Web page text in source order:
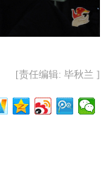
[责任编辑: 毕秋兰 ]